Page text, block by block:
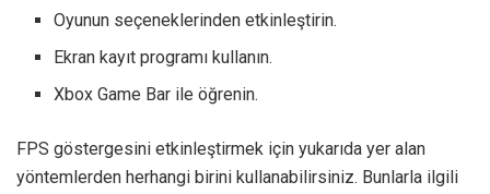
Oyunun seçeneklerinden etkinleştirin.
Ekran kayıt programı kullanın.
Xbox Game Bar ile öğrenin.
FPS göstergesini etkinleştirmek için yukarıda yer alan
yöntemlerden herhangi birini kullanabilirsiniz. Bunlarla ilgili